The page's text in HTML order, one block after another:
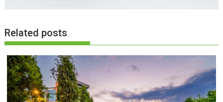
Related posts